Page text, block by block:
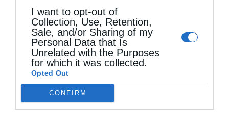
I want to opt-out of
Collection, Use, Retention,
Sale, and/or Sharing of my
Personal Data that Is
Unrelated with the Purposes
for which it was collected.
Opted Out
CONFIRM
Επινε καθημερινά και μεθούσε και γινόταν
αιτία να σκανδαλίζονται οι προσκυνητές.
Κάποια στιγμή πέθανε και ανακουφισμένοι
κάποιοι πιστοί πήγαν στον γέροντα Παΐσιο να
του πουν με ιδιαίτερη χαρά ότι επιτέλους
λύθηκε αυτό το τεράστιο πρόβλημα.